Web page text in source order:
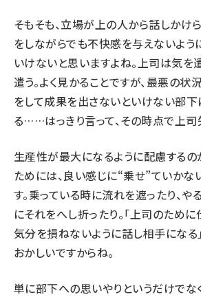
そもそも、立場が上の人から話しかけ
をしながらでも不快感を与えないよ
いけないと思いますよね。上司は気
遣う。よく見かることですが、最悪の状
をして成果を出さないといけない部
る……はっきり言って、その時点で上司
生産性が最大になるように配慮するの
ためには、良い感じに“乗せ”ていかな
す。乗っている時に流れを遮ったり、や
にそれをへし折ったり。「上司のため
気分を損ねないように話し相手になる
おかしいですからね。
単に部下への思いやりというだけでな